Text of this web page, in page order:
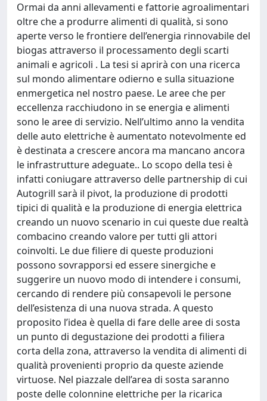
Ormai da anni allevamenti e fattorie agroalimentari
oltre che a produrre alimenti di qualità, si sono
aperte verso le frontiere dell’energia rinnovabile del
biogas attraverso il processamento degli scarti
animali e agricoli . La tesi si aprirà con una ricerca
sul mondo alimentare odierno e sulla situazione
enmergetica nel nostro paese. Le aree che per
eccellenza racchiudono in se energia e alimenti
sono le aree di servizio. Nell’ultimo anno la vendita
delle auto elettriche è aumentato notevolmente ed
è destinata a crescere ancora ma mancano ancora
le infrastrutture adeguate.. Lo scopo della tesi è
infatti coniugare attraverso delle partnership di cui
Autogrill sarà il pivot, la produzione di prodotti
tipici di qualità e la produzione di energia elettrica
creando un nuovo scenario in cui queste due realtà
combacino creando valore per tutti gli attori
coinvolti. Le due filiere di queste produzioni
possono sovrapporsi ed essere sinergiche e
suggerire un nuovo modo di intendere i consumi,
cercando di rendere più consapevoli le persone
dell’esistenza di una nuova strada. A questo
proposito l’idea è quella di fare delle aree di sosta
un punto di degustazione dei prodotti a filiera
corta della zona, attraverso la vendita di alimenti di
qualità provenienti proprio da queste aziende
virtuose. Nel piazzale dell’area di sosta saranno
poste delle colonnine elettriche per la ricarica